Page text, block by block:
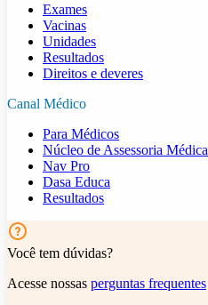
Exames
Vacinas
Unidades
Resultados
Direitos e deveres
Canal Médico
Para Médicos
Núcleo de Assessoria Médica
Nav Pro
Dasa Educa
Resultados
Você tem dúvidas?
Acesse nossas perguntas frequentes